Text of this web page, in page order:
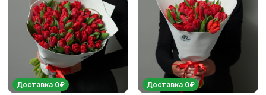
Доставка 0₽ Доставка 0₽